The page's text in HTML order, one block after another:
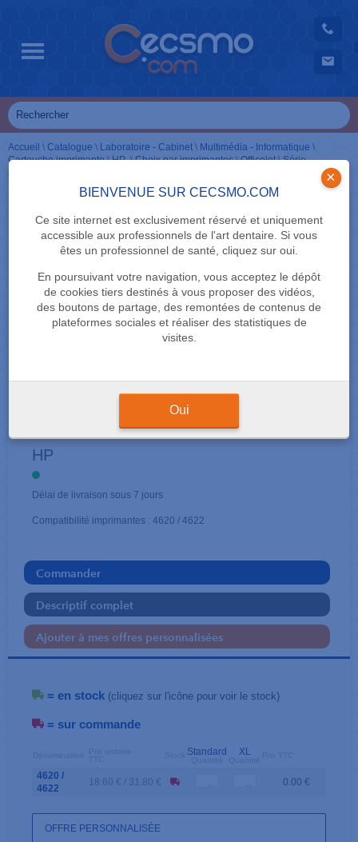
BIENVENUE SUR CECSMO.COM
Ce site internet est exclusivement réservé et uniquement
accessible aux professionnels de l'art dentaire. Si vous
êtes un professionnel de santé, cliquez sur oui.
En poursuivant votre navigation, vous acceptez le dépôt
de cookies tiers destinés à vous proposer des vidéos,
des boutons de partage, des remontées de contenus de
plateformes sociales et réaliser des statistiques de
visites.
×
Oui
Accueil \ Catalogue \ Laboratoire - Cabinet \ Multimédia - Informatique \
Cartouche imprimante\HP\Choix par imprimantes\Officejet\Série
4000
CARTOUCHES NOIR
364 / 364 XL
HP
Délai de livraison sous 7 jours
Compatibilité imprimantes : 4620 / 4622
Commander
Descriptif complet
Ajouter à mes offres personnalisées
= en stock (cliquez sur l'icône pour voir le stock)
= sur commande
Standard XL
4620 /
4622
18.60 € / 31.80 € 0.00 €
OFFRE PERSONNALISÉE